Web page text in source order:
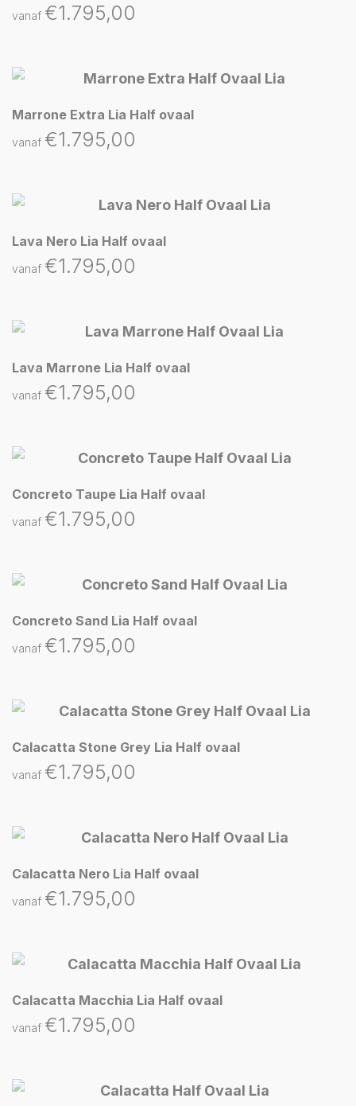
vanaf €1.795,00
Marrone Extra Lia Half ovaal
vanaf €1.795,00
Lava Nero Lia Half ovaal
vanaf €1.795,00
Lava Marrone Lia Half ovaal
vanaf €1.795,00
Concreto Taupe Lia Half ovaal
vanaf €1.795,00
Concreto Sand Lia Half ovaal
vanaf €1.795,00
Calacatta Stone Grey Lia Half ovaal
vanaf €1.795,00
Calacatta Nero Lia Half ovaal
vanaf €1.795,00
Calacatta Macchia Lia Half ovaal
vanaf €1.795,00